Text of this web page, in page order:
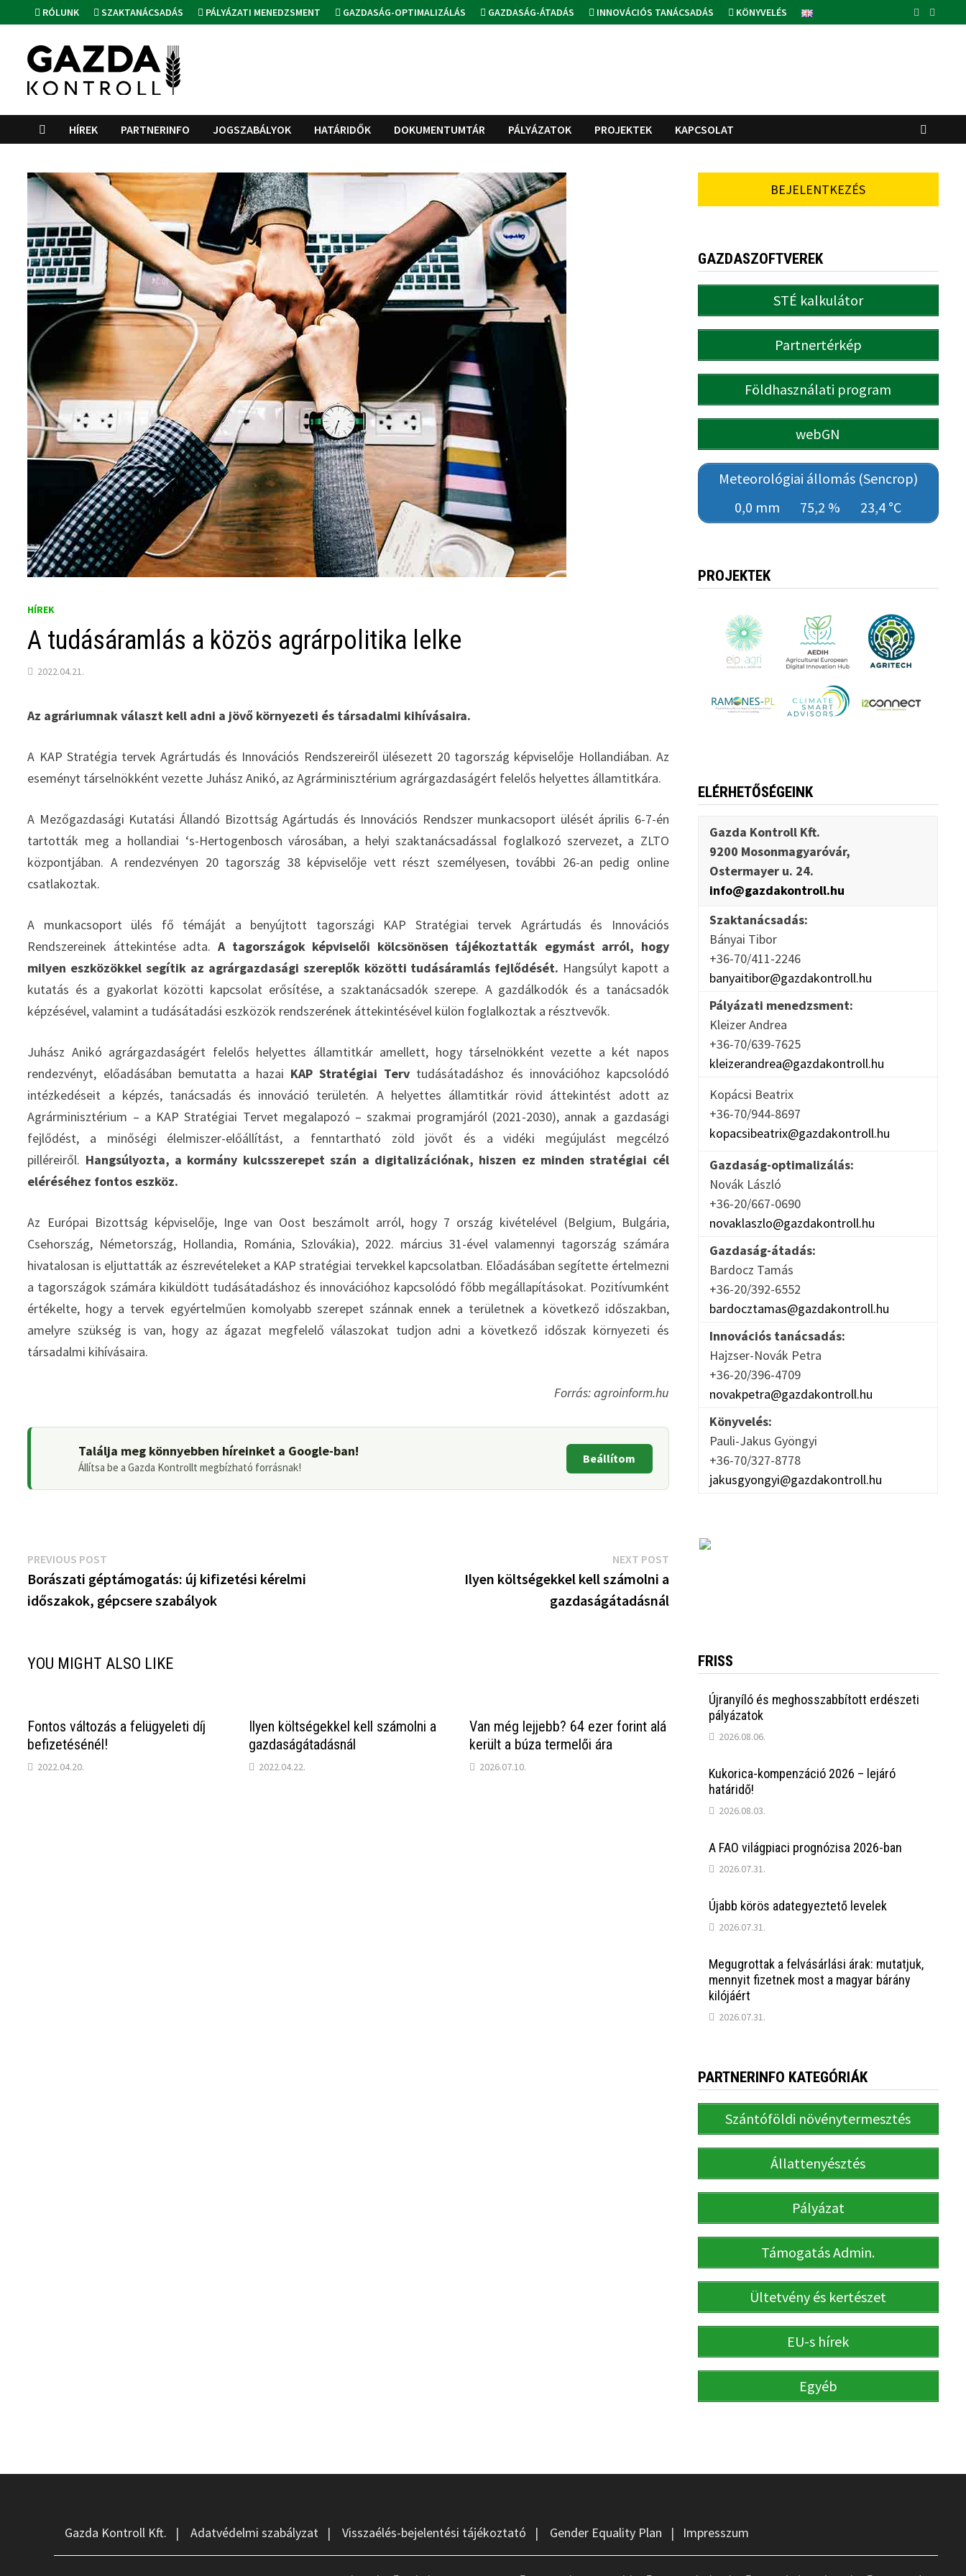
to
content
RÓLUNK SZAKTANÁCSADÁS PÁLYÁZATI MENEDZSMENT GAZDASÁG-OPTIMALIZÁLÁS GAZDASÁG-ÁTADÁS INNOVÁCIÓS TANÁCSADÁS KÖNYVELÉS
HÍREK PARTNERINFO JOGSZABÁLYOK HATÁRIDŐK DOKUMENTUMTÁR PÁLYÁZATOK PROJEKTEK KAPCSOLAT
HÍREK
A tudásáramlás a közös agrárpolitika lelke
2022.04.21.
Az agráriumnak választ kell adni a jövő környezeti és társadalmi kihívásaira.
A KAP Stratégia tervek Agrártudás és Innovációs Rendszereiről ülésezett 20 tagország képviselője Hollandiában. Az
eseményt társelnökként vezette Juhász Anikó, az Agrárminisztérium agrárgazdaságért felelős helyettes államtitkára.
A Mezőgazdasági Kutatási Állandó Bizottság Agártudás és Innovációs Rendszer munkacsoport ülését április 6-7-én
tartották meg a hollandiai ‘s-Hertogenbosch városában, a helyi szaktanácsadással foglalkozó szervezet, a ZLTO
központjában. A rendezvényen 20 tagország 38 képviselője vett részt személyesen, további 26-an pedig online
csatlakoztak.
A munkacsoport ülés fő témáját a benyújtott tagországi KAP Stratégiai tervek Agrártudás és Innovációs
Rendszereinek áttekintése adta.A tagországok képviselői kölcsönösen tájékoztatták egymást arról, hogy
milyen eszközökkel segítik az agrárgazdasági szereplők közötti tudásáramlás fejlődését. Hangsúlyt kapott a
kutatás és a gyakorlat közötti kapcsolat erősítése, a szaktanácsadók szerepe. A gazdálkodók és a tanácsadók
képzésével, valamint a tudásátadási eszközök rendszerének áttekintésével külön foglalkoztak a résztvevők.
Juhász Anikó agrárgazdaságért felelős helyettes államtitkár amellett, hogy társelnökként vezette a két napos
rendezvényt, előadásában bemutatta a hazai KAP Stratégiai Terv tudásátadáshoz és innovációhoz kapcsolódó
intézkedéseit a képzés, tanácsadás és innováció területén. A helyettes államtitkár rövid áttekintést adott az
Agrárminisztérium – a KAP Stratégiai Tervet megalapozó – szakmai programjáról (2021-2030), annak a gazdasági
fejlődést, a minőségi élelmiszer-előállítást, a fenntartható zöld jövőt és a vidéki megújulást megcélzó
pilléreiről. Hangsúlyozta, a kormány kulcsszerepet szán a digitalizációnak, hiszen ez minden stratégiai cél
eléréséhez fontos eszköz.
Az Európai Bizottság képviselője, Inge van Oost beszámolt arról, hogy 7 ország kivételével (Belgium, Bulgária,
Csehország, Németország, Hollandia, Románia, Szlovákia), 2022. március 31-ével valamennyi tagország számára
hivatalosan is eljuttatták az észrevételeket a KAP stratégiai tervekkel kapcsolatban. Előadásában segítette értelmezni
a tagországok számára kiküldött tudásátadáshoz és innovációhoz kapcsolódó főbb megállapításokat. Pozitívumként
értékelte, hogy a tervek egyértelműen komolyabb szerepet szánnak ennek a területnek a következő időszakban,
amelyre szükség is van, hogy az ágazat megfelelő válaszokat tudjon adni a következő időszak környezeti és
társadalmi kihívásaira.
Forrás: agroinform.hu
Találja meg könnyebben híreinket a Google-ban!
Állítsa be a Gazda Kontrollt megbízható forrásnak!
Beállítom
Bejegyzés
navigáció
PREVIOUS POST
post:
Borászati géptámogatás: új kifizetési kérelmi
időszakok, gépcsere szabályok
NEXT POSTNext
post:
Ilyen költségekkel kell számolni a
gazdaságátadásnál
YOU MIGHT ALSO LIKE
Fontos változás a felügyeleti díj
befizetésénél!
2022.04.20.
Ilyen költségekkel kell számolni a
gazdaságátadásnál
2022.04.22.
Van még lejjebb? 64 ezer forint alá
került a búza termelői ára
2026.07.10.
BEJELENTKEZÉS
GAZDASZOFTVEREK
STÉ kalkulátor
Partnertérkép
Földhasználati program
webGN
Meteorológiai állomás (Sencrop)
0,0 mm
75,2 % 23,4 °C
PROJEKTEK
ELÉRHETŐSÉGEINK
Gazda Kontroll Kft.
9200 Mosonmagyaróvár,
Ostermayer u. 24.
info@gazdakontroll.hu
Szaktanácsadás:
Bányai Tibor
+36-70/411-2246
banyaitibor@gazdakontroll.hu
Pályázati menedzsment:
Kleizer Andrea
+36-70/639-7625
kleizerandrea@gazdakontroll.hu
Kopácsi Beatrix
+36-70/944-8697
kopacsibeatrix@gazdakontroll.hu
Gazdaság-optimalizálás:
Novák László
+36-20/667-0690
novaklaszlo@gazdakontroll.hu
Gazdaság-átadás:
Bardocz Tamás
+36-20/392-6552
bardocztamas@gazdakontroll.hu
Innovációs tanácsadás:
Hajzser-Novák Petra
+36-20/396-4709
novakpetra@gazdakontroll.hu
Könyvelés:
Pauli-Jakus Gyöngyi
+36-70/327-8778
jakusgyongyi@gazdakontroll.hu
FRISS
Újranyíló és meghosszabbított erdészeti
pályázatok
2026.08.06.
Kukorica-kompenzáció 2026 – lejáró
határidő!
2026.08.03.
A FAO világpiaci prognózisa 2026-ban
2026.07.31.
Újabb körös adategyeztető levelek
2026.07.31.
Megugrottak a felvásárlási árak: mutatjuk,
mennyit fizetnek most a magyar bárány
kilójáért
2026.07.31.
PARTNERINFO KATEGÓRIÁK
Szántóföldi növénytermesztés
Állattenyésztés
Pályázat
Támogatás Admin.
Ültetvény és kertészet
EU-s hírek
Egyéb
Gazda Kontroll Kft. |Adatvédelmi szabályzat |Visszaélés-bejelentési tájékoztató | Gender Equality Plan | Impresszum